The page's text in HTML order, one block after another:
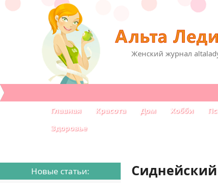
Женский журнал
Главная Красота Дом Хобби
Здоровье
Новые статьи: